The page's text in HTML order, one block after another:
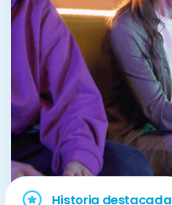
Historia destacada